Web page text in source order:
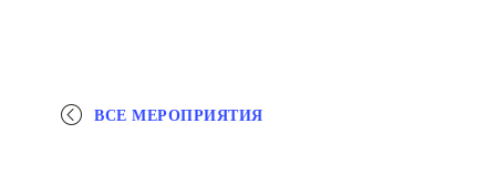
ВСЕ МЕРОПРИЯТИЯ